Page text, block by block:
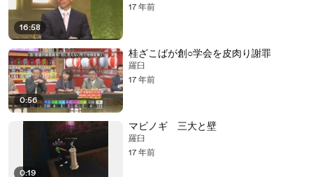
16:58
17 年前
0:56
桂ざこばが創○学会を皮肉り謝罪
羅臼
17 年前
0:19
マビノギ 三大と壁
羅臼
17 年前